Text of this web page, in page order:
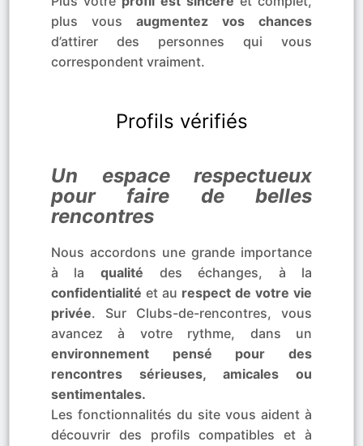
plus vous augmentez vos chances
d’attirer des personnes qui vous
correspondent vraiment.
Profils vérifiés
Un espace respectueux
pour faire de belles
rencontres
Nous accordons une grande importance
à la qualité des échanges, à la
confidentialité et au respect de votre vie
privée. Sur Clubs-de-rencontres, vous
avancez à votre rythme, dans un
environnement pensé pour des
rencontres sérieuses, amicales ou
sentimentales.
Les fonctionnalités du site vous aident à
découvrir des profils compatibles et à